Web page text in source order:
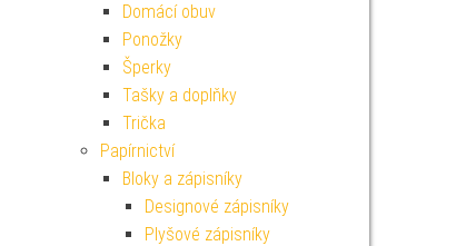
Domácí obuv
Ponožky
Šperky
Tašky a doplňky
Trička
Papírnictví
Bloky a zápisníky
Designové zápisníky
Plyšové zápisníky